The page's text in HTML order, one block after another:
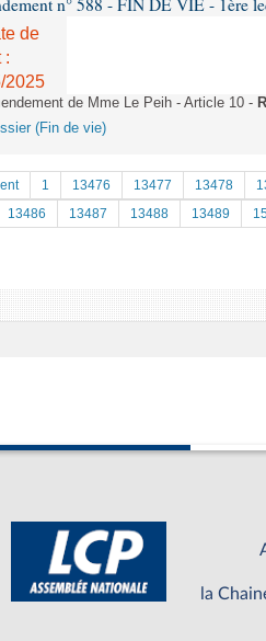
n° 588 - FIN DE VIE - 1ère
de
:
2025
de Mme Le Peih - Article 10 -
(Fin de vie)
1 13476 13477 13478
13486 13487 13488 13489
la